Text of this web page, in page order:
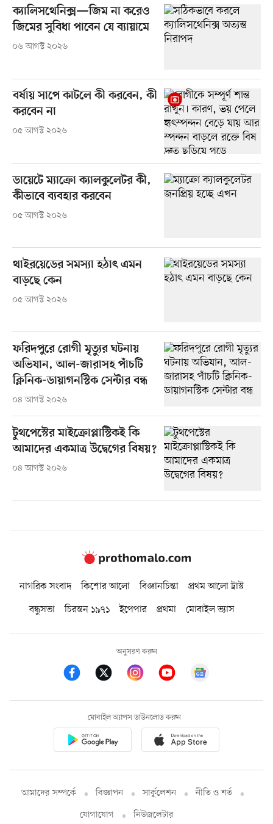
ক্যালিসথেনিক্স—জিম না করেও
জিমের সুবিধা পাবেন যে ব্যায়ামে
০৬ আগস্ট ২০২৬
বর্ষায় সাপে কাটলে কী করবেন, কী
করবেন না
০৫ আগস্ট ২০২৬
ডায়েটে ম্যাক্রো ক্যালকুলেটর কী,
কীভাবে ব্যবহার করবেন
০৫ আগস্ট ২০২৬
থাইরয়েডের সমস্যা হঠাৎ এমন
বাড়ছে কেন
০৫ আগস্ট ২০২৬
ফরিদপুরে রোগী মৃত্যুর ঘটনায়
অভিযান, আল-জারাসহ পাঁচটি
ক্লিনিক-ডায়াগনস্টিক সেন্টার বন্ধ
০৪ আগস্ট ২০২৬
টুথপেস্টের মাইক্রোপ্লাস্টিকই কি
আমাদের একমাত্র উদ্বেগের বিষয়?
০৪ আগস্ট ২০২৬
নাগরিক সংবাদ কিশোর আলো বিজ্ঞানচিন্তা
প্রথম আলো ট্রাস্ট
বন্ধুসভা
চিরন্তন ১৯৭১ ইপেপার প্রথমা মোবাইল ভ্যাস
অনুসরণ করুন
মোবাইল অ্যাপস ডাউনলোড করুন
আমাদের সম্পর্কে বিজ্ঞাপন সার্কুলেশন
নীতি ও শর্ত
যোগাযোগ
নিউজলেটার